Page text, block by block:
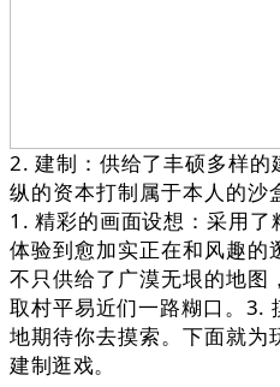
2. 建制：供给了丰硕多样
纵的资本打制属于本人的沙
1. 精彩的画面设想：采用
体验到愈加实正在和风趣的
不只供给了广漠无垠的地图
取村平易近们一路糊口。3.
地期待你去摸索。下面就为
建制逛戏。